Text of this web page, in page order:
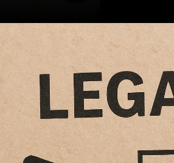
https://ademilsoncs.adv.br/